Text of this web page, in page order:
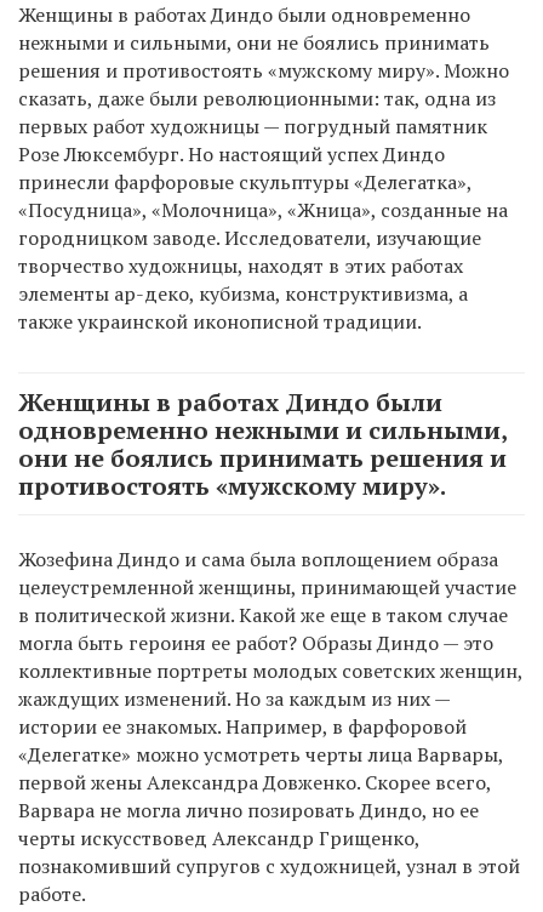
Женщины в работах Диндо были одновременно
нежными и сильными, они не боялись принимать
решения и противостоять «мужскому миру». Можно
сказать, даже были революционными: так, одна из
первых работ художницы — погрудный памятник
Розе Люксембург. Но настоящий успех Диндо
принесли фарфоровые скульптуры «Делегатка»,
«Посудница», «Молочница», «Жница», созданные на
городницком заводе. Исследователи, изучающие
творчество художницы, находят в этих работах
элементы ар-деко, кубизма, конструктивизма, а
также украинской иконописной традиции.
Женщины в работах Диндо были
одновременно нежными и сильными,
они не боялись принимать решения и
противостоять «мужскому миру».
Жозефина Диндо и сама была воплощением образа
целеустремленной женщины, принимающей участие
в политической жизни. Какой же еще в таком случае
могла быть героиня ее работ? Образы Диндо — это
коллективные портреты молодых советских женщин,
жаждущих изменений. Но за каждым из них —
истории ее знакомых. Например, в фарфоровой
«Делегатке» можно усмотреть черты лица Варвары,
первой жены Александра Довженко. Скорее всего,
Варвара не могла лично позировать Диндо, но ее
черты искусствовед Александр Грищенко,
познакомивший супругов с художницей, узнал в этой
работе.